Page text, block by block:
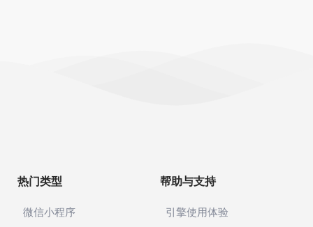
热门类型
微信小程序
帮助与支持
引擎使用体验